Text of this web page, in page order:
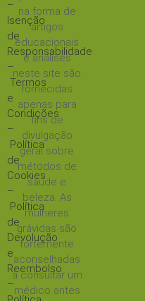
–
Isenção
de
Responsabilidade
–
Termos
e
Condições
–
Política
de
Cookies
–
Política
de
Devolução
e
Reembolso
–
na forma de
artigos
educacionais
e análises
neste site são
fornecidas
apenas para
fins de
divulgação
geral sobre
métodos de
saúde e
beleza. As
mulheres
grávidas são
fortemente
aconselhadas
a consultar um
médico antes